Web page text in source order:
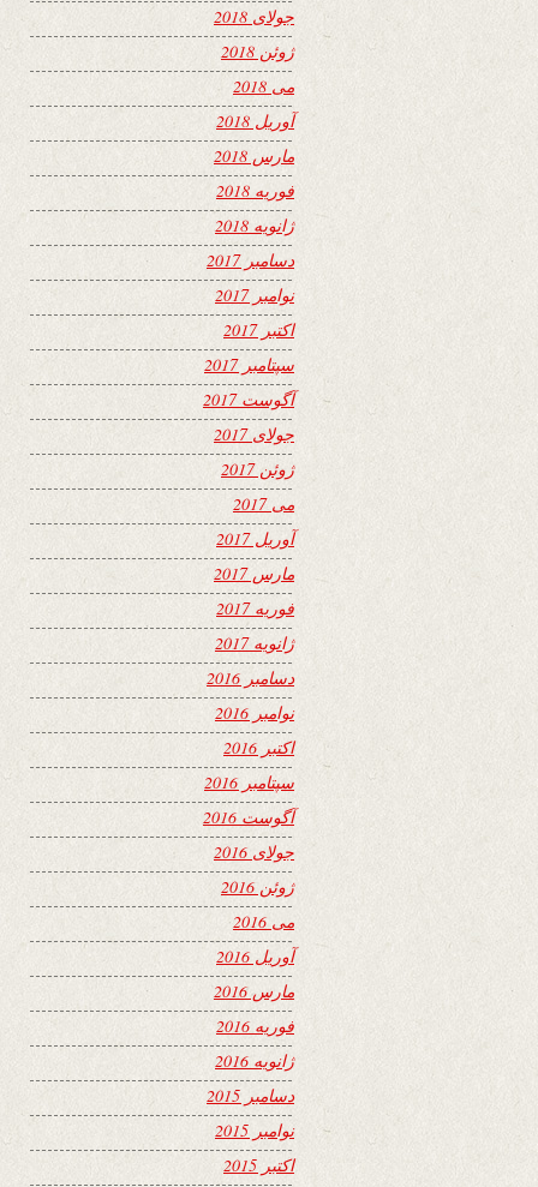
جولای 2018
ژوئن 2018
می 2018
آوریل 2018
مارس 2018
فوریه 2018
ژانویه 2018
دسامبر 2017
نوامبر 2017
اکتبر 2017
سپتامبر 2017
آگوست 2017
جولای 2017
ژوئن 2017
می 2017
آوریل 2017
مارس 2017
فوریه 2017
ژانویه 2017
دسامبر 2016
نوامبر 2016
اکتبر 2016
سپتامبر 2016
آگوست 2016
جولای 2016
ژوئن 2016
می 2016
آوریل 2016
مارس 2016
فوریه 2016
ژانویه 2016
دسامبر 2015
نوامبر 2015
اکتبر 2015